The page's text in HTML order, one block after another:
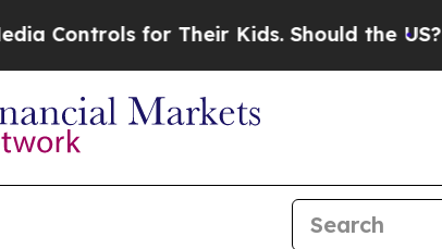
for Their Kids. Should the US?The